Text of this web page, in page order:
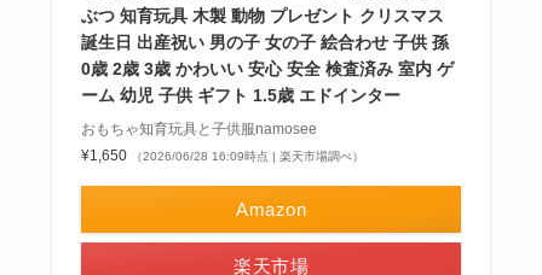
ぶつ 知育玩具 木製 動物 プレゼント クリスマス
誕生日 出産祝い 男の子 女の子 絵合わせ 子供 孫
0歳 2歳 3歳 かわいい 安心 安全 検査済み 室内 ゲ
ーム 幼児 子供 ギフト 1.5歳 エドインター
おもちゃ知育玩具と子供服namosee
¥1,650
（2026/06/28 16:09時点 | 楽天市場調べ）
Amazon
楽天市場